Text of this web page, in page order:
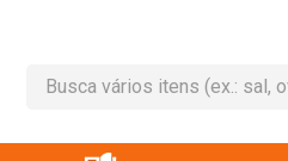
Busca vários itens (ex.: sal, ovo)